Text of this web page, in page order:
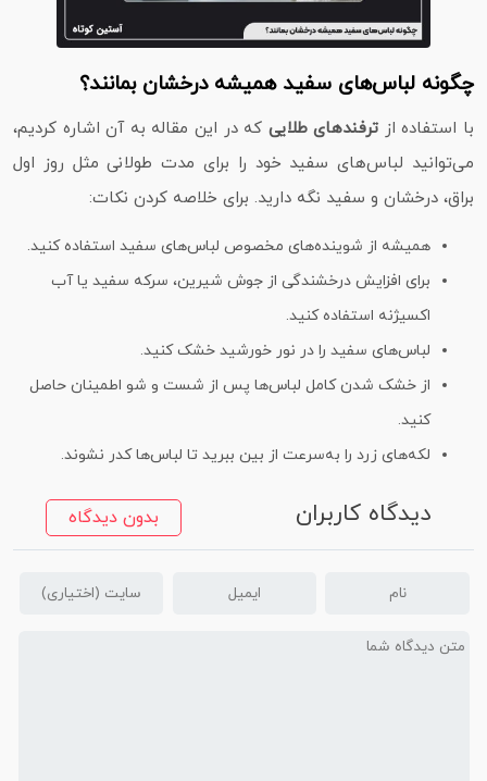
چگونه لباس‌های سفید همیشه درخشان بمانند؟
با استفاده از ترفندهای طلایی که در این مقاله به آن اشاره کردیم،
می‌توانید لباس‌های سفید خود را برای مدت طولانی مثل روز اول
براق، درخشان و سفید نگه دارید. برای خلاصه کردن نکات:
همیشه از شوینده‌های مخصوص لباس‌های سفید استفاده کنید.
برای افزایش درخشندگی از جوش شیرین، سرکه سفید یا آب
اکسیژنه استفاده کنید.
لباس‌های سفید را در نور خورشید خشک کنید.
از خشک شدن کامل لباس‌ها پس از شست‌ و شو اطمینان حاصل
کنید.
لکه‌های زرد را به‌سرعت از بین ببرید تا لباس‌ها کدر نشوند.
دیدگاه کاربران بدون دیدگاه